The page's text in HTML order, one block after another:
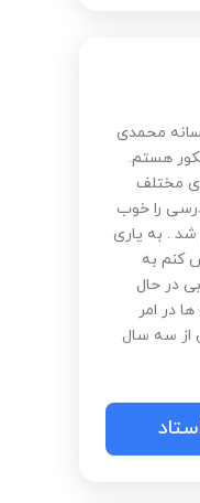
محمدی
هستم.
مختلف
را خوب
. به یاری
کنم به
در حال
در امر
از سه سال